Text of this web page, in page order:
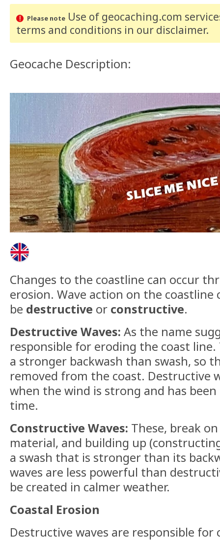
Please noteUse of geocaching.com
terms and conditions in our disclaimer.
Geocache Description:
Changes to the coastline can occur
erosion. Wave action on the coastline
be destructive or constructive.
Destructive Waves: As the name
responsible for eroding the coast
a stronger backwash than swash, so
removed from the coast. Destructive
when the wind is strong and has
time.
Constructive Waves: These, break
material, and building up
a swash that is stronger than its
waves are less powerful than
be created in calmer weather.
Coastal Erosion
Destructive waves are responsible for